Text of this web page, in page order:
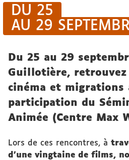
DU 25
AU 29
Du 25 au 29
Guillotière, retrouvez
cinéma et migrations
participation du
Animée (Centre Max
Lors de ces rencontres, à
d'une vingtaine de films,